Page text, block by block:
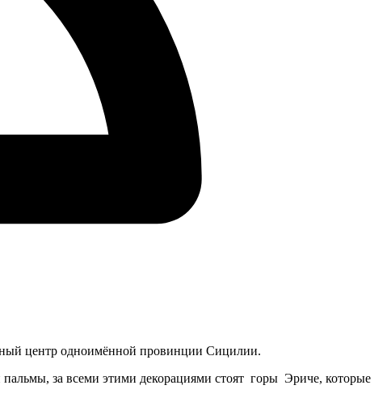
центр одноимённой провинции Сицилии.
за всеми этими декорациями стоят горы Эриче, которые